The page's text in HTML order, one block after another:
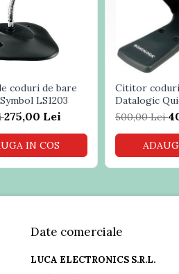
coduri de bare
LS1203
275,00 Lei
IN COS
Cititor coduri
Datalogic
500,00 Lei
Date comerciale
LUCA ELECTRONICS S.R.L.